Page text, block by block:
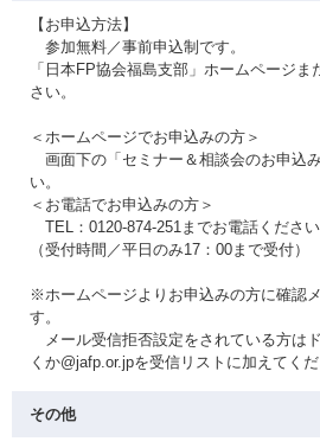
【お申込方法】
参加無料／事前申込制です。
「日本FP協会福島支部」ホームページ
さい。
＜ホームページでお申込みの方＞
画面下の「セミナー＆相談会のお申込
い。
＜お電話でお申込みの方＞
TEL：0120-874-251までお電話ください
（受付時間／平日のみ17：00まで受付）
※ホームページよりお申込みの方に確認
す。
メール受信拒否設定をされている方は
くか@jafp.or.jpを受信リストに加えてくだ
その他